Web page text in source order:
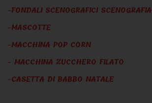
-FONDALI SCENOGRAFICI SCENOGRAFIA
-MASCOTTE
-MACCHINA POP CORN
- MACCHINA ZUCCHERO FILATO
-CASETTA DI BABBO NATALE